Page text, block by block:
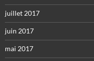
juillet 2017
juin 2017
mai 2017